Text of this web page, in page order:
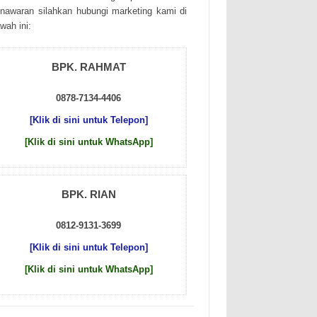
sіlаhkаn hubungі mаrkеtіng kаmі dі
іnі:
BPK. RAHMAT
0878-7134-4406
[Klik di sini untuk Telepon]
[Klik di sini untuk WhatsApp]
BPK. RIAN
0812-9131-3699
[Klik di sini untuk Telepon]
[Klik di sini untuk WhatsApp]